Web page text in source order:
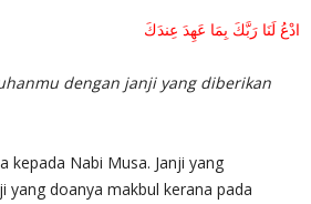
ادْعُ لَنَا رَبَّكَ بِمَا عَهِدَ عِندَكَ
dengan janji yang diberikan
kepada Nabi Musa. Janji yang
yang doanya makbul kerana pada